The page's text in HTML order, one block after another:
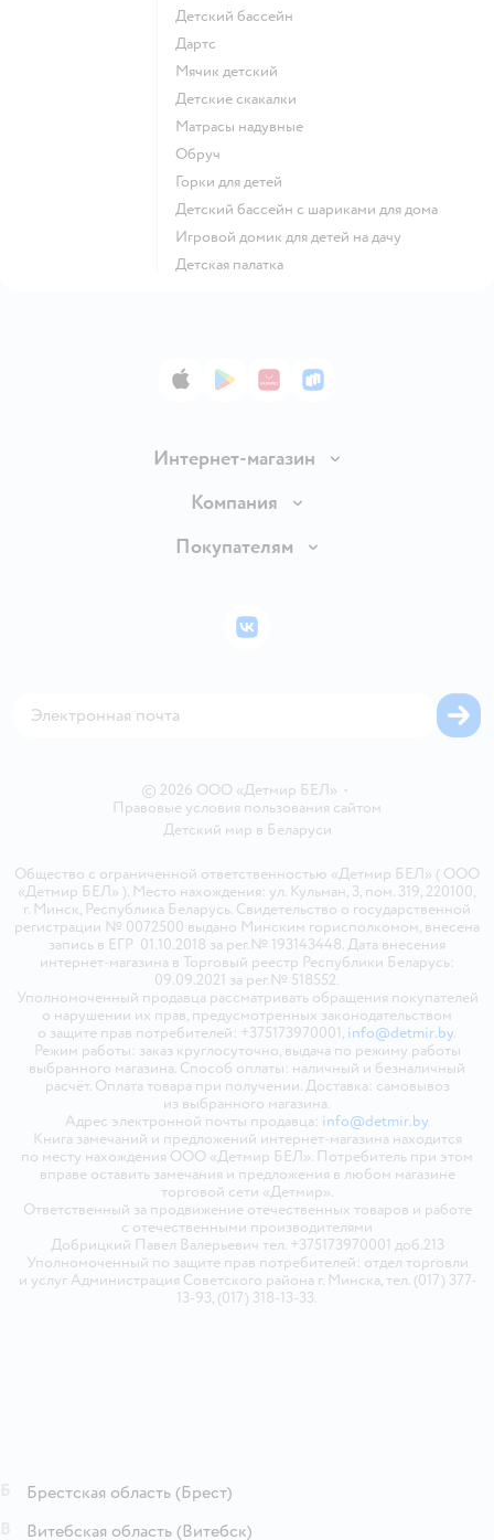
Детский бассейн
Дартс
Мячик детский
Детские скакалки
Матрасы надувные
Обруч
Горки для детей
Детский бассейн с шариками для дома
Игровой домик для детей на дачу
Детская палатка
App StoreGoogle Play
AppGallery
RuStore
Интернет-магазин
Доставка и оплата
Правила продажи
Политика использования файлов cookie
Компания
Вакансии
Покупателям
Бонусные карты
© 2026 ООО «Детмир БЕЛ» •
Правовые условия пользования сайтом
Детский мир в Беларуси
Общество с ограниченной ответственностью «Детмир БЕЛ» ( ООО
«Детмир БЕЛ» ). Место нахождения: ул. Кульман, 3, пом. 319, 220100,
г. Минск, Республика Беларусь. Свидетельство о государственной
регистрации № 0072500 выдано Минским горисполкомом, внесена
запись в ЕГР 01.10.2018 за рег.№ 193143448. Дата внесения
интернет-магазина в Торговый реестр Республики Беларусь:
09.09.2021 за рег.№ 518552.
Уполномоченный продавца рассматривать обращения покупателей
о нарушении их прав, предусмотренных законодательством
о защите прав потребителей: +375173970001, info@detmir.by.
Режим работы: заказ круглосуточно, выдача по режиму работы
выбранного магазина. Способ оплаты: наличный и безналичный
расчёт. Оплата товара при получении. Доставка: самовывоз
из выбранного магазина.
Адрес электронной почты продавца: info@detmir.by
Книга замечаний и предложений интернет-магазина находится
по месту нахождения ООО «Детмир БЕЛ». Потребитель при этом
вправе оставить замечания и предложения в любом магазине
торговой сети «Детмир».
Ответственный за продвижение отечественных товаров и работе
с отечественными производителями
Добрицкий Павел Валерьевич тел. +375173970001 доб.213
Уполномоченный по защите прав потребителей: отдел торговли
и услуг Администрация Советского района г. Минска, тел. (017) 377-
13-93, (017) 318-13-33.
ВКонтакте
Брестская область (Брест)
Витебская область (Витебск)